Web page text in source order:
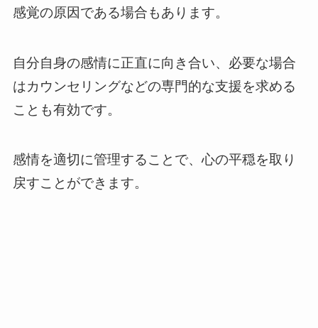
感覚の原因である場合もあります。
自分自身の感情に正直に向き合い、必要な場合
はカウンセリングなどの専門的な支援を求める
ことも有効です。
感情を適切に管理することで、心の平穏を取り
戻すことができます。